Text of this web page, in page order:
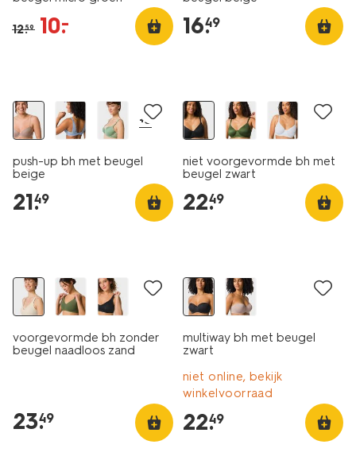
12.59 10.
– 16.
49
+3
push-up bh met beugel
beige
21.
49
niet voorgevormde bh met
beugel zwart
22.
49
voorgevormde bh zonder
beugel naadloos zand
23.
49
multiway bh met beugel
zwart
niet online, bekijk
winkelvoorraad
22.
49